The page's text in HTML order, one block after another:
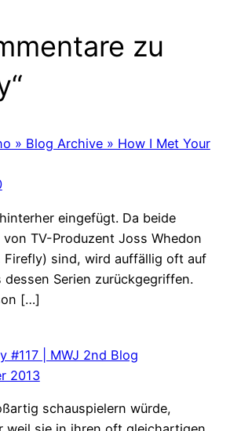
zu
» Blog Archive » How I Met Your
eingefügt. Da beide
von TV-Produzent Joss Whedon
Firefly) sind, wird auffällig oft auf
dessen Serien zurückgegriffen.
[…]
#117 | MWJ 2nd Blog
2013
schauspielern würde,